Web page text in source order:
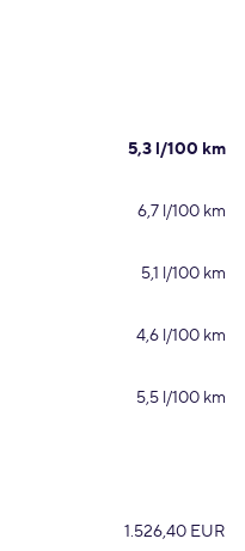
5,3 l/100 km
6,7 l/100 km
5,1 l/100 km
4,6 l/100 km
5,5 l/100 km
1.526,40 EUR